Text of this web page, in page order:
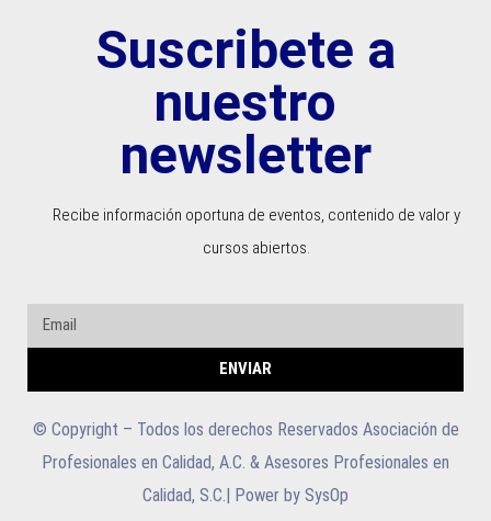
Suscribete a
nuestro
newsletter
Recibe información oportuna de eventos, contenido de valor y
cursos abiertos.
ENVIAR
© Copyright – Todos los derechos Reservados Asociación de
Profesionales en Calidad, A.C. & Asesores Profesionales en
Calidad, S.C.| Power by SysOp